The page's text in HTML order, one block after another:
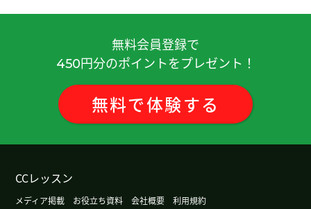
重要。下次也请多关照。( 50代 男性 )
老师，谢谢您今天的课！期待下次再跟您聊天！😊
我想继续努力。
我也觉得如果一张卡就能办理很多事情的话，会方
便很多。不过在方便的同时，保护个人信息也很重
888168 的数字很有人气吧。谢谢您，下次见！
無料会員登録で
450円分のポイントをプレゼント！
無料で体験する
CCレッスン
メディア掲載 お役立ち資料 会社概要
利用規約